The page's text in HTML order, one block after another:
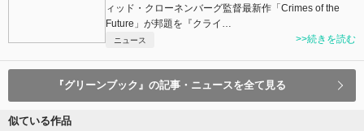
ィッド・クローネンバーグ監督最新作「Crimes of the
Future」が邦題を『クライ…
ニュース >>続きを読む
『グリーンブック』の記事・ニュースを全て見る
似ている作品